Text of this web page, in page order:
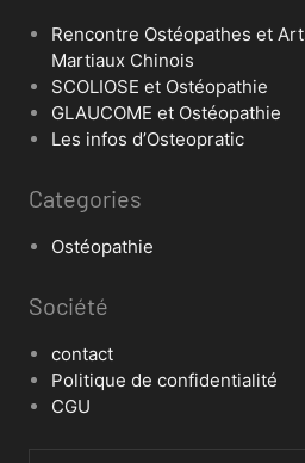
Rencontre Ostéopathes et
Martiaux Chinois
SCOLIOSE et Ostéopathie
GLAUCOME et Ostéopathie
Les infos d’Osteopratic
Categories
Ostéopathie
Société
contact
Politique de confidentialité
CGU